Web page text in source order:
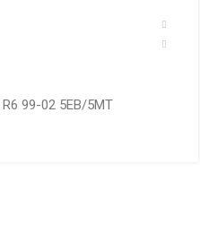
99-02 5EB/5MT